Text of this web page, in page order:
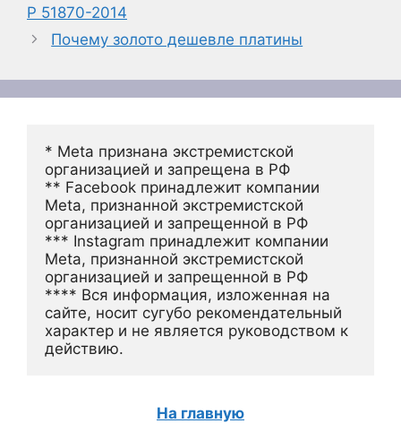
Р 51870-2014
Почему золото дешевле платины
* Meta признана экстремистской
организацией и запрещена в РФ
** Facebook принадлежит компании
Meta, признанной экстремистской
организацией и запрещенной в РФ
*** Instagram принадлежит компании
Meta, признанной экстремистской
организацией и запрещенной в РФ
**** Вся информация, изложенная на
сайте, носит сугубо рекомендательный
характер и не является руководством к
действию.
На главную